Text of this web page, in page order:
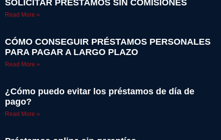
SOLICITAR PRÉSTAMOS SIN COMISIONES
Read More »
CÓMO CONSEGUIR PRÉSTAMOS PERSONALES
PARA PAGAR A LARGO PLAZO
Read More »
¿Cómo puedo evitar los préstamos de día de
pago?
Read More »